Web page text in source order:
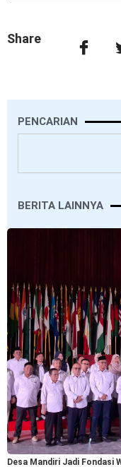
Share
PENCARIAN
BERITA LAINNYA
Desa Mandiri Jadi Fondasi